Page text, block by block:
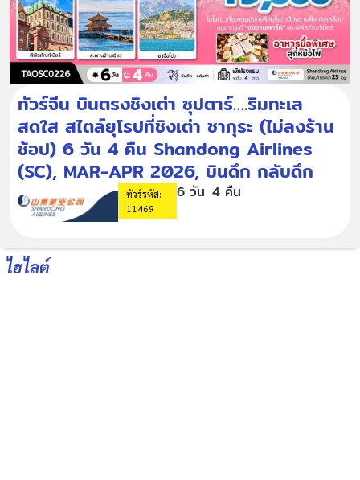
ทัวร์จีน บินตรงชิงเต่า ซุปตาร์….ริมทะเล
สดใส สไตล์ยุโรปที่ชิงเต่า ซากุระ (ไม่ลงร้าน
ช้อป) 6 วัน 4 คืน Shandong Airlines
(SC), MAR-APR 2026, บินดึก กลับดึก
ทัวร์รหัส:
11469
6 วัน 4 คืน
ไฮไลต์